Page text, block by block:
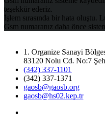
teşekkür ederiz.
İşlem sırasında bir hata oluştu.
Gsm numaranız daha önce
1. Organize Sanayi
83120 Nolu Cd. No:7
(342) 337-1101
(342) 337-1371
gaosb@gaosb.org
gaosb@hs02.kep.tr